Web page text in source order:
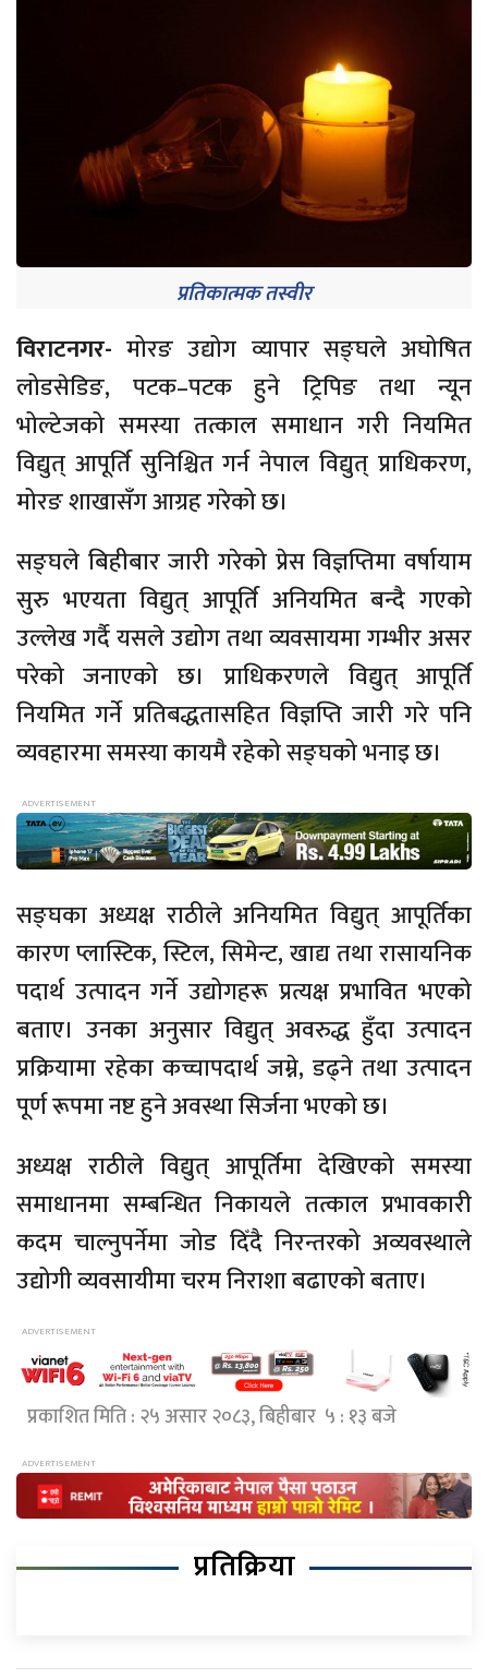
प्रतिकात्मक तस्वीर
विराटनगर- मोरङ उद्योग व्यापार सङ्घले अघोषित
लोडसेडिङ, पटक–पटक हुने ट्रिपिङ तथा न्यून
भोल्टेजको समस्या तत्काल समाधान गरी नियमित
विद्युत् आपूर्ति सुनिश्चित गर्न नेपाल विद्युत् प्राधिकरण,
मोरङ शाखासँग आग्रह गरेको छ।
सङ्घले बिहीबार जारी गरेको प्रेस विज्ञप्तिमा वर्षायाम
सुरु भएयता विद्युत् आपूर्ति अनियमित बन्दै गएको
उल्लेख गर्दै यसले उद्योग तथा व्यवसायमा गम्भीर असर
परेको जनाएको छ। प्राधिकरणले विद्युत् आपूर्ति
नियमित गर्ने प्रतिबद्धतासहित विज्ञप्ति जारी गरे पनि
व्यवहारमा समस्या कायमै रहेको सङ्घको भनाइ छ।
सङ्घका अध्यक्ष राठीले अनियमित विद्युत् आपूर्तिका
कारण प्लास्टिक, स्टिल, सिमेन्ट, खाद्य तथा रासायनिक
पदार्थ उत्पादन गर्ने उद्योगहरू प्रत्यक्ष प्रभावित भएको
बताए। उनका अनुसार विद्युत् अवरुद्ध हुँदा उत्पादन
प्रक्रियामा रहेका कच्चापदार्थ जम्ने, डढ्ने तथा उत्पादन
पूर्ण रूपमा नष्ट हुने अवस्था सिर्जना भएको छ।
अध्यक्ष राठीले विद्युत् आपूर्तिमा देखिएको समस्या
समाधानमा सम्बन्धित निकायले तत्काल प्रभावकारी
कदम चाल्नुपर्नेमा जोड दिँदै निरन्तरको अव्यवस्थाले
उद्योगी व्यवसायीमा चरम निराशा बढाएको बताए।
प्रकाशित मिति : २५ असार २०८३, बिहीबार ५ : १३ बजे
प्रतिक्रिया